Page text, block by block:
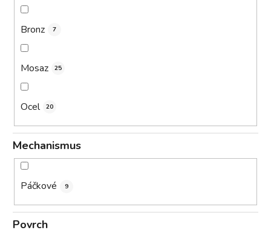
Bronz 7
Mosaz 25
Ocel 20
Mechanismus
Páčkové 9
Povrch